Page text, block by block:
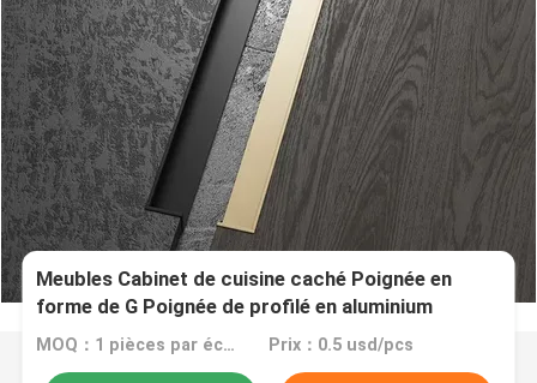
Meubles Cabinet de cuisine caché Poignée en
forme de G Poignée de profilé en aluminium
MOQ：1 pièces par échantillon Prix：0.5 usd/pcs